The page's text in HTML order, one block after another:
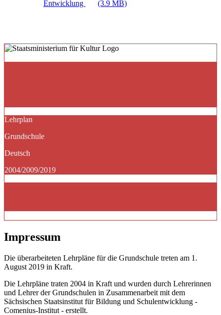
Entwicklung
(3.9 MB)
Lehrplan
Grundschule
Deutsch
2004/2009/2019
Impressum
Die überarbeiteten Lehrpläne für die Grundschule treten am 1.
August 2019 in Kraft.
Die Lehrpläne traten 2004 in Kraft und wurden durch Lehrerinnen
und Lehrer der Grundschulen in Zusammenarbeit mit dem
Sächsischen Staatsinstitut für Bildung und Schulentwicklung -
Comenius-Institut - erstellt.